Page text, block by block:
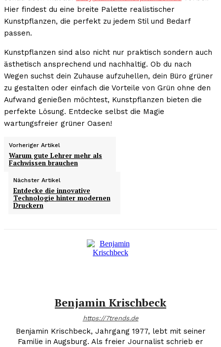
Hier findest du eine breite Palette realistischer
Kunstpflanzen, die perfekt zu jedem Stil und Bedarf
passen.
Kunstpflanzen sind also nicht nur praktisch sondern auch
ästhetisch ansprechend und nachhaltig. Ob du nach
Wegen suchst dein Zuhause aufzuhellen, dein Büro grüner
zu gestalten oder einfach die Vorteile von Grün ohne den
Aufwand genießen möchtest, Kunstpflanzen bieten die
perfekte Lösung. Entdecke selbst die Magie
wartungsfreier grüner Oasen!
Vorheriger Artikel
Warum gute Lehrer mehr als
Fachwissen brauchen
Nächster Artikel
Entdecke die innovative
Technologie hinter modernen
Druckern
Benjamin Krischbeck
https://7trends.de
Benjamin Krischbeck, Jahrgang 1977, lebt mit seiner
Familie in Augsburg. Als freier Journalist schrieb er